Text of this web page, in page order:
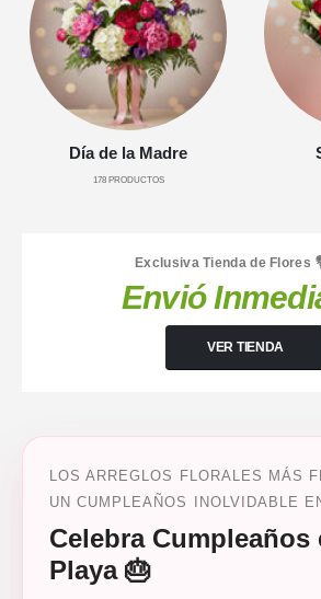
Día de la Madre
178PRODUCTOS
Exclusiva Tienda de Flores
Envió
VER TIENDA
LOS ARREGLOS FLORALES MÁS
UN CUMPLEAÑOS INOLVIDABLE
Celebra Cumpleaños
Playa 🎂